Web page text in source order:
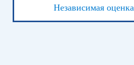
Независимая